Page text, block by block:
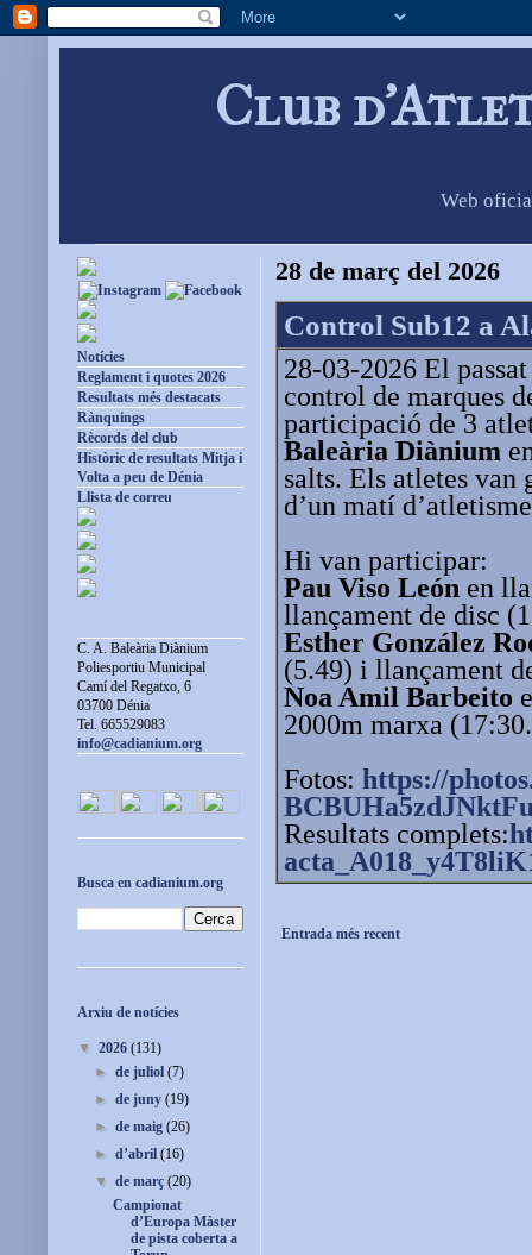
Club
Web
28 de març del 2026
Control Sub12 a
28-03-2026 El
control de marques
participació de 3
Baleària Diànium
salts. Els atletes van
d’un matí
Hi van participar:
Pau Viso León en
llançament de disc
Esther González
(5.49) i llançament
Noa Amil Barbeito
2000m marxa
Fotos: https://
Resultats complets:
Entrada més recent
Notícies
Reglament i quotes 2026
Resultats més destacats
Rànquings
Rècords del club
Històric de resultats Mitja i
Volta a peu de Dénia
Llista de correu
C. A. Baleària Diànium
Poliesportiu Municipal
Camí del Regatxo, 6
03700 Dénia
Tel. 665529083
info@cadianium.org
Busca en cadianium.org
Arxiu de notícies
▼ 2026 (131)
►de juliol(7)
►de juny(19)
►de maig(26)
►d’abril(16)
▼de març(20)
Campionat
d’Europa Màster
de pista coberta a